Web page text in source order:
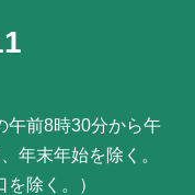
午前8時30分から午
年末年始を除く。
除く。）